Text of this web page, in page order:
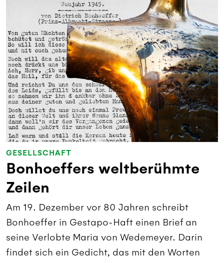
GESELLSCHAFT
Bonhoeffers weltberühmte
Zeilen
Am 19. Dezember vor 80 Jahren schreibt
Bonhoeffer in Gestapo-Haft einen Brief an
seine Verlobte Maria von Wedemeyer. Darin
findet sich ein Gedicht, das mit den Worten